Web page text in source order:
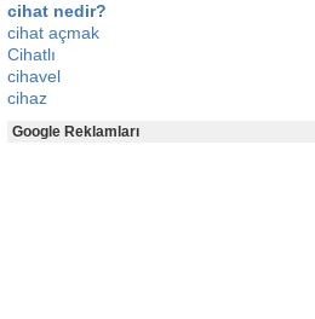
cihat nedir?
cihat açmak
Cihatlı
cihavel
cihaz
Google Reklamları